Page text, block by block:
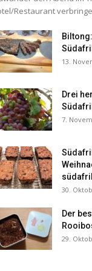
Restaurant
13.
Drei
7.
30.
Der
29.